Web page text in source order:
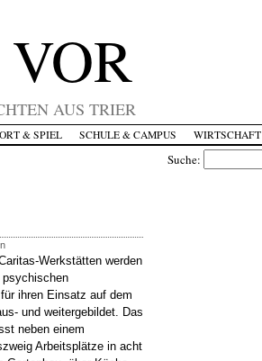
VOR
AUS TRIER
& SPIEL SCHULE & CAMPUS WIRTSCHAFT
Suche:
Werkstätten werden
psychischen
ihren Einsatz auf dem
und weitergebildet. Das
neben einem
Arbeitsplätze in acht